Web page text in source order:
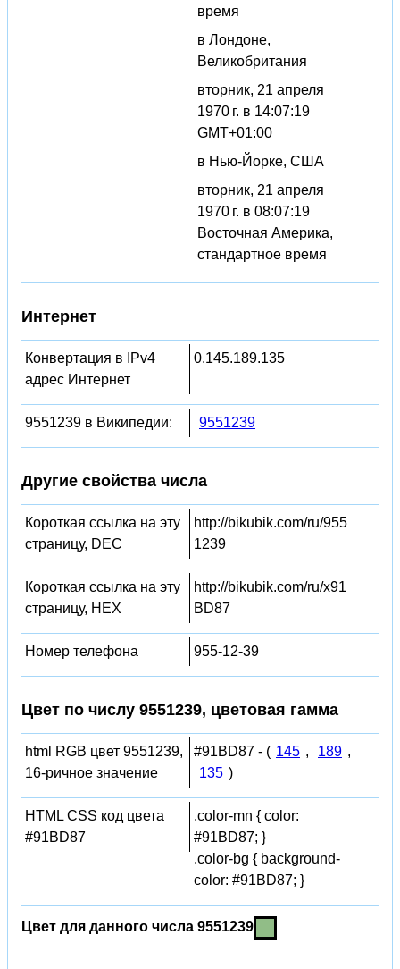
время
в Лондоне,
Великобритания
вторник, 21 апреля
1970 г. в 14:07:19
GMT+01:00
в Нью-Йорке, США
вторник, 21 апреля
1970 г. в 08:07:19
Восточная Америка,
стандартное время
Интернет
Конвертация в IPv4
адрес Интернет
0.145.189.135
9551239 в Википедии: 9551239
Другие свойства числа
Короткая ссылка на эту
страницу, DEC
http://bikubik.com/ru/955
1239
Короткая ссылка на эту
страницу, HEX
http://bikubik.com/ru/x91
BD87
Номер телефона 955-12-39
Цвет по числу 9551239, цветовая гамма
html RGB цвет 9551239,
16-ричное значение
#91BD87 - ( 145 , 189 ,
135 )
HTML CSS код цвета
#91BD87
.color-mn { color:
#91BD87; }
.color-bg { background-
color: #91BD87; }
Цвет для данного числа 9551239